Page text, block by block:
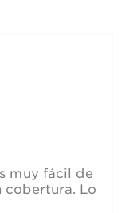
muy fácil de
cobertura. Lo